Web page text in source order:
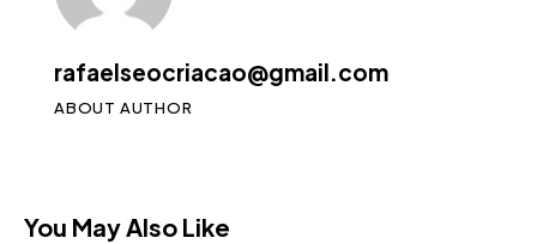
rafaelseocriacao@gmail.com
ABOUT AUTHOR
You May Also Like